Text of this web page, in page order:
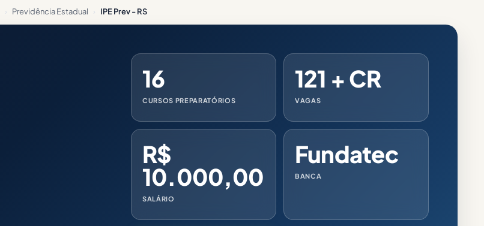
› Previdência Estadual › IPE Prev - RS
16
CURSOS PREPARATÓRIOS
121 + CR
VAGAS
R$
10.000,00
SALÁRIO
Fundatec
BANCA